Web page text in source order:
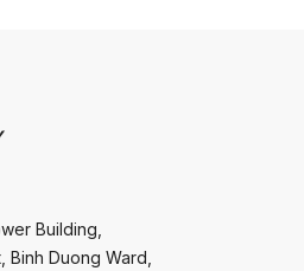
Building,
Binh Duong Ward,